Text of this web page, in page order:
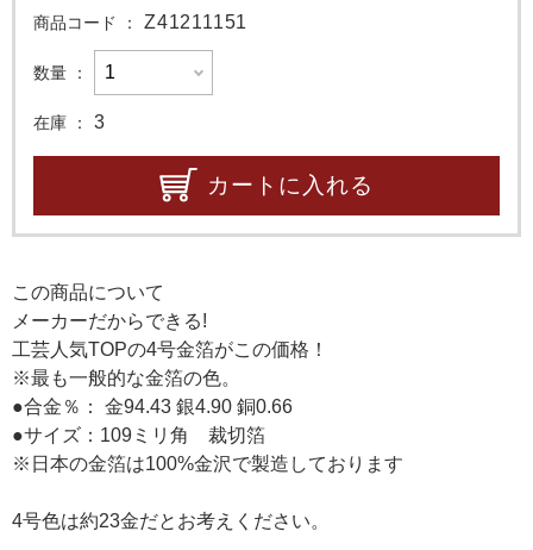
商品コード Z41211151
数量
在庫 3
カートに入れる
この商品について
メーカーだからできる!
工芸人気TOPの4号金箔がこの価格！
※最も一般的な金箔の色。
●合金％： 金94.43 銀4.90 銅0.66
●サイズ：109ミリ角 裁切箔
※日本の金箔は100%金沢で製造しております
4号色は約23金だとお考えください。